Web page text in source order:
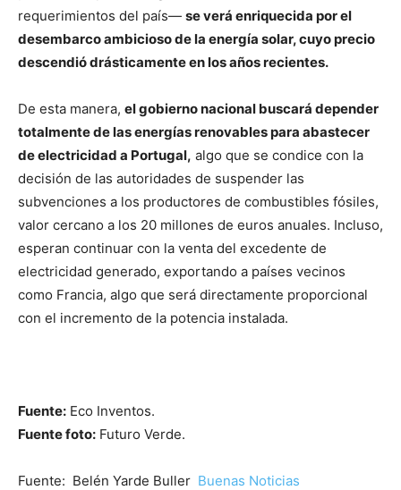
requerimientos del país— se verá enriquecida por el
desembarco ambicioso de la energía solar, cuyo precio
descendió drásticamente en los años recientes.
De esta manera, el gobierno nacional buscará depender
totalmente de las energías renovables para abastecer
de electricidad a Portugal, algo que se condice con la
decisión de las autoridades de suspender las
subvenciones a los productores de combustibles fósiles,
valor cercano a los 20 millones de euros anuales. Incluso,
esperan continuar con la venta del excedente de
electricidad generado, exportando a países vecinos
como Francia, algo que será directamente proporcional
con el incremento de la potencia instalada.
Fuente: Eco Inventos.
Fuente foto: Futuro Verde.
Fuente: Belén Yarde Buller Buenas Noticias